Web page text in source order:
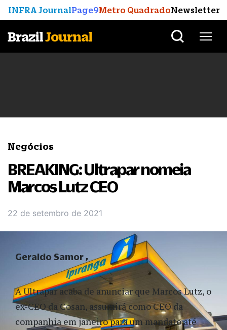
INFRA JournalPage9Metro QuadradoNewsletter
BrazilJournal
Negócios
BREAKING: Ultrapar nomeia
Marcos Lutz CEO
22 de setembro de 2021
A Ultrapar acaba de anunciar que Marcos Lutz, o
ex-CEO da Cosan, assumirá como CEO da
companhia em janeiro para um mandato até
Geraldo Samor